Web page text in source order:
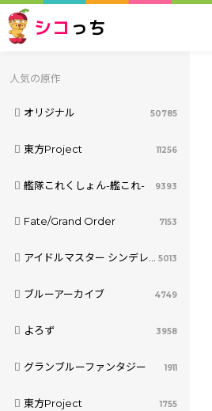
シコ っち
人気の原作
オリジナル 50785
東方Project 11256
艦隊これくしょん-艦これ- 9393
Fate/Grand Order 7153
アイドルマスター シンデレラガールズ 5013
ブルーアーカイブ 4749
よろず 3958
グランブルーファンタジー 1911
東方Project 1755